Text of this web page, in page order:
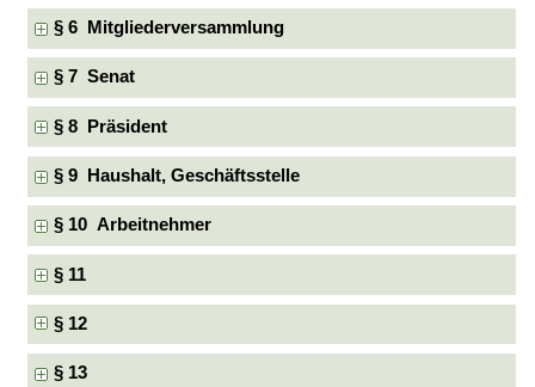
§ 6 Mitgliederversammlung
§ 7 Senat
§ 8 Präsident
§ 9 Haushalt, Geschäftsstelle
§ 10 Arbeitnehmer
§ 11
§ 12
§ 13